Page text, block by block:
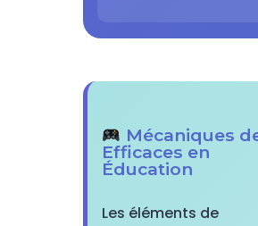
Mécaniques
Efficaces en
Éducation
Les éléments de